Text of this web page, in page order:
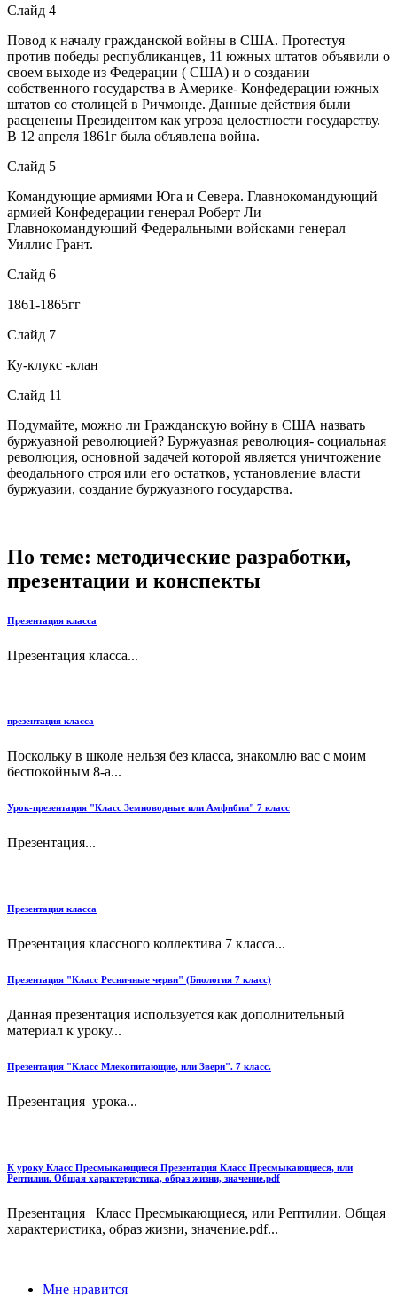
Слайд 4
Повод к началу гражданской войны в США. Протестуя
против победы республиканцев, 11 южных штатов объявили о
своем выходе из Федерации ( США) и о создании
собственного государства в Америке- Конфедерации южных
штатов со столицей в Ричмонде. Данные действия были
расценены Президентом как угроза целостности государству.
В 12 апреля 1861г была объявлена война.
Слайд 5
Командующие армиями Юга и Севера. Главнокомандующий
армией Конфедерации генерал Роберт Ли
Главнокомандующий Федеральными войсками генерал
Уиллис Грант.
Слайд 6
1861-1865гг
Слайд 7
Ку-клукс -клан
Слайд 11
Подумайте, можно ли Гражданскую войну в США назвать
буржуазной революцией? Буржуазная революция- социальная
революция, основной задачей которой является уничтожение
феодального строя или его остатков, установление власти
буржуазии, создание буржуазного государства.
По теме: методические разработки,
презентации и конспекты
Презентация класса
Презентация класса...
презентация класса
Поскольку в школе нельзя без класса, знакомлю вас с моим
беспокойным 8-а...
Урок-презентация "Класс Земноводные или Амфибии" 7 класс
Презентация...
Презентация класса
Презентация классного коллектива 7 класса...
Презентация "Класс Ресничные черви" (Биология 7 класс)
Данная презентация используется как дополнительный
материал к уроку...
Презентация "Класс Млекопитающие, или Звери". 7 класс.
Презентация урока...
К уроку Класс Пресмыкающиеся Презентация Класс Пресмыкающиеся, или
Рептилии. Общая характеристика, образ жизни, значение.pdf
Презентация Класс Пресмыкающиеся, или Рептилии. Общая
характеристика, образ жизни, значение.pdf...
Мне нравится